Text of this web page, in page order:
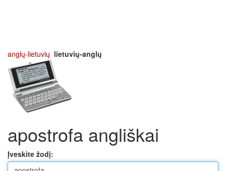
anglų-lietuvių lietuvių-anglų
apostrofa angliškai
Įveskite žodį: